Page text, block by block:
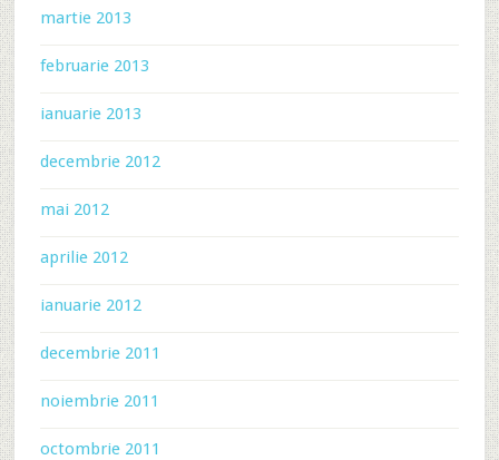
martie 2013
februarie 2013
ianuarie 2013
decembrie 2012
mai 2012
aprilie 2012
ianuarie 2012
decembrie 2011
noiembrie 2011
octombrie 2011